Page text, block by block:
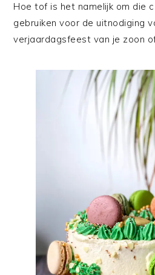
Hoe tof is het namelijk om die
gebruiken voor de uitnodiging
verjaardagsfeest van je zoon